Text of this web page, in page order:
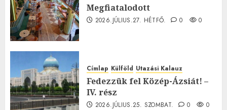
Megfiatalodott
2026.JÚLIUS.27. HÉTFŐ. 0 0
Címlap Külföld Utazási Kalauz
Fedezzük fel Közép-Ázsiát! –
IV. rész
2026.JÚLIUS.25. SZOMBAT. 0 0